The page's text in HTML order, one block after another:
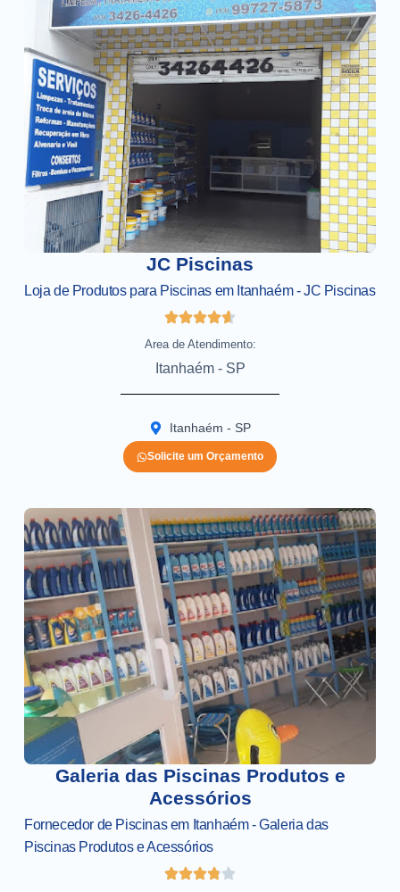
JC Piscinas
Loja de Produtos para Piscinas em Itanhaém - JC Piscinas
Area de Atendimento:
Itanhaém - SP
Itanhaém - SP
Solicite um Orçamento
Galeria das Piscinas Produtos e
Acessórios
Fornecedor de Piscinas em Itanhaém - Galeria das
Piscinas Produtos e Acessórios